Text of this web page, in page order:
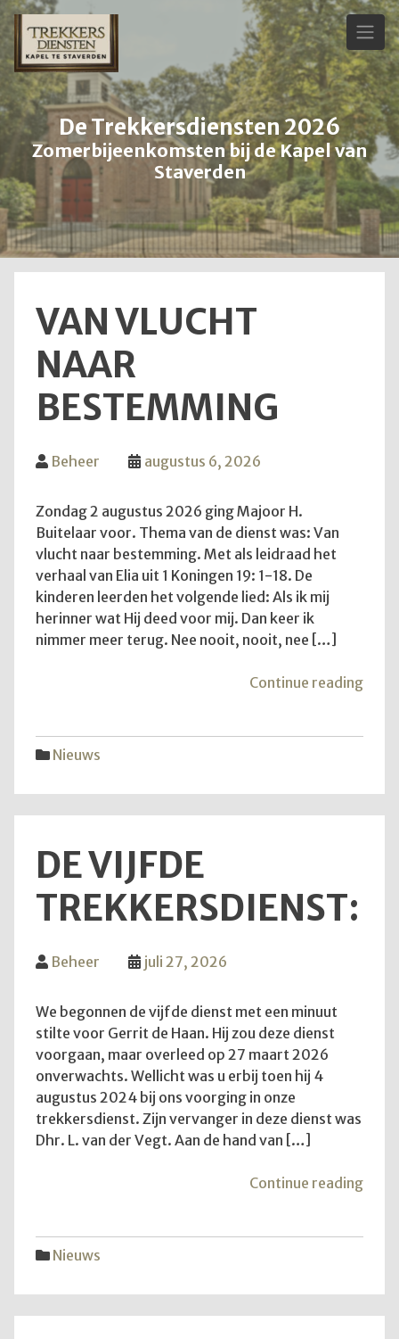
Skip
to
content
De Trekkersdiensten 2026
Zomerbijeenkomsten bij de Kapel van
Staverden
VAN VLUCHT
NAAR
BESTEMMING
Beheer augustus 6, 2026
Zondag 2 augustus 2026 ging Majoor H.
Buitelaar voor. Thema van de dienst was: Van
vlucht naar bestemming. Met als leidraad het
verhaal van Elia uit 1 Koningen 19: 1-18. De
kinderen leerden het volgende lied: Als ik mij
herinner wat Hij deed voor mij. Dan keer ik
nimmer meer terug. Nee nooit, nooit, nee […]
Continue reading"Van
Nieuws
DE VIJFDE
TREKKERSDIENST:
Beheer juli 27, 2026
We begonnen de vijfde dienst met een minuut
stilte voor Gerrit de Haan. Hij zou deze dienst
voorgaan, maar overleed op 27 maart 2026
onverwachts. Wellicht was u erbij toen hij 4
augustus 2024 bij ons voorging in onze
trekkersdienst. Zijn vervanger in deze dienst was
Dhr. L. van der Vegt. Aan de hand van […]
Continue reading"De
Nieuws